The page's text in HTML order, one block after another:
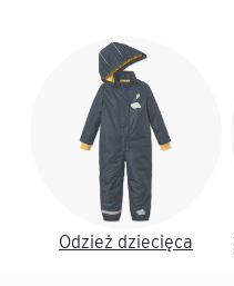
Odzież dziecięca